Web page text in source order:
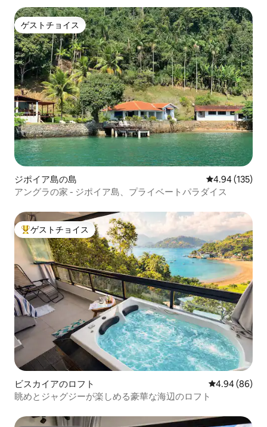
ゲストチョイス
ゲストチョイス
ジポイア島の島 レビュー135
4.94 (135)
アングラの家 - ジポイア島、プライベートパラダイス
大好評のゲストチョイスです。
ゲストチョイス
ビスカイアのロフト レビュー86件
4.94 (86)
眺めとジャグジーが楽しめる豪華な海辺のロフト